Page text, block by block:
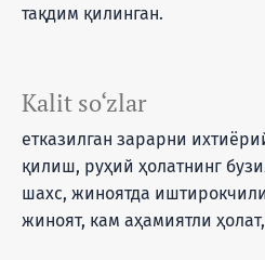
Kalit so‘zlar
етказилган зарарни
қилиш, руҳий ҳолатнинг
шахс, жиноятда
жиноят, кам аҳамиятли
тақдим қилинган.